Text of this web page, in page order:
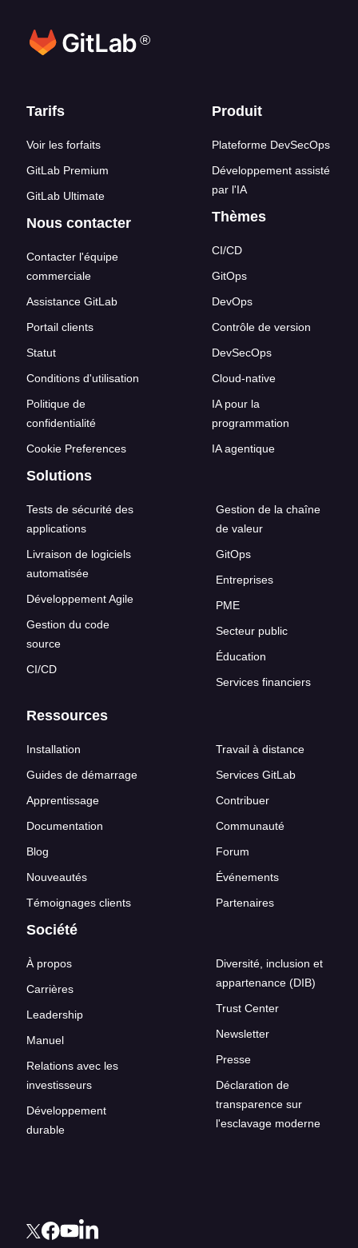
®
Liens en bas de page
Tarifs
Voir les forfaits
GitLab Premium
GitLab Ultimate
Nous contacter
Contacter l'équipe
commerciale
Assistance GitLab
Portail clients
Statut
Conditions d'utilisation
Politique de
confidentialité
Cookie Preferences
Produit
Plateforme DevSecOps
Développement assisté
par l'IA
Thèmes
CI/CD
GitOps
DevOps
Contrôle de version
DevSecOps
Cloud-native
IA pour la
programmation
IA agentique
Solutions
Tests de sécurité des
applications
Livraison de logiciels
automatisée
Développement Agile
Gestion du code
source
CI/CD
Gestion de la chaîne
de valeur
GitOps
Entreprises
PME
Secteur public
Éducation
Services financiers
Ressources
Installation
Guides de démarrage
Apprentissage
Documentation
Blog
Nouveautés
Témoignages clients
Travail à distance
Services GitLab
Contribuer
Communauté
Forum
Événements
Partenaires
Société
À propos
Carrières
Leadership
Manuel
Relations avec les
investisseurs
Développement
durable
Diversité, inclusion et
appartenance (DIB)
Trust Center
Newsletter
Presse
Déclaration de
transparence sur
l'esclavage moderne